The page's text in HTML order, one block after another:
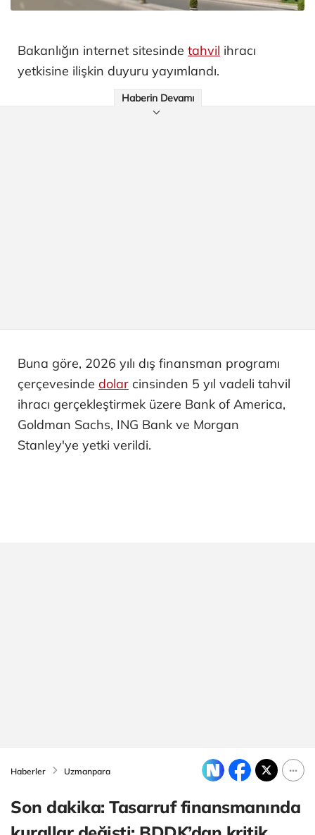
Bakanlığın internet sitesinde tahvil ihracı
yetkisine ilişkin duyuru yayımlandı.
Haberin Devamı
Buna göre, 2026 yılı dış finansman programı
çerçevesinde dolar cinsinden 5 yıl vadeli tahvil
ihracı gerçekleştirmek üzere Bank of America,
Goldman Sachs, ING Bank ve Morgan
Stanley'ye yetki verildi.
Haberler Uzmanpara
Son dakika: Tasarruf finansmanında